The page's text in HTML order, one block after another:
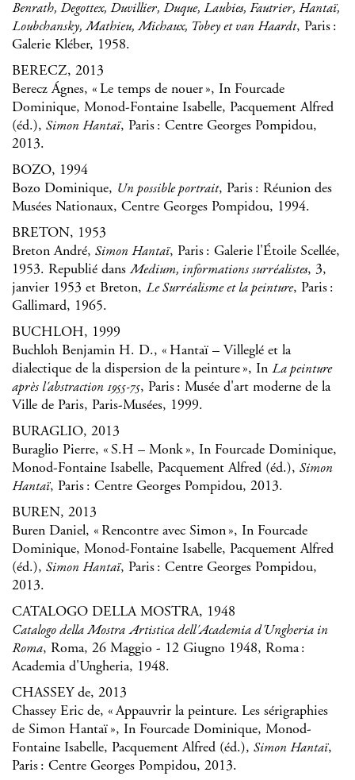
Benrath, Degottex, Duvillier, Duque, Laubies, Fautrier, Hantaï,
Loubchansky, Mathieu, Michaux, Tobey et van Haardt, Paris :
Galerie Kléber, 1958.
BERECZ, 2013
Berecz Ágnes, « Le temps de nouer », In Fourcade
Dominique, Monod-Fontaine Isabelle, Pacquement Alfred
(éd.), Simon Hantaï, Paris : Centre Georges Pompidou,
2013.
BOZO, 1994
Bozo Dominique, Un possible portrait, Paris : Réunion des
Musées Nationaux, Centre Georges Pompidou, 1994.
BRETON, 1953
Breton André, Simon Hantaï, Paris : Galerie l'Étoile Scellée,
1953. Republié dansMedium, informations surréalistes, 3,
janvier 1953 et Breton, Le Surréalisme et la peinture, Paris :
Gallimard, 1965.
BUCHLOH, 1999
Buchloh Benjamin H. D., « Hantaï – Villeglé et la
dialectique de la dispersion de la peinture », In La peinture
après l'abstraction 1955-75, Paris : Musée d'art moderne de la
Ville de Paris, Paris-Musées, 1999.
BURAGLIO, 2013
Buraglio Pierre, « S.H – Monk », In Fourcade Dominique,
Monod-Fontaine Isabelle, Pacquement Alfred (éd.), Simon
Hantaï, Paris : Centre Georges Pompidou, 2013.
BUREN, 2013
Buren Daniel, « Rencontre avec Simon », In Fourcade
Dominique, Monod-Fontaine Isabelle, Pacquement Alfred
(éd.), Simon Hantaï, Paris : Centre Georges Pompidou,
2013.
CATALOGO DELLA MOSTRA, 1948
Catalogo della Mostra Artistica dell'Academia d'Ungheria in
Roma, Roma, 26 Maggio - 12 Giugno 1948, Roma :
Academia d'Ungheria, 1948.
CHASSEY de, 2013
Chassey Eric de, « Appauvrir la peinture. Les sérigraphies
de Simon Hantaï », In Fourcade Dominique, Monod-
Fontaine Isabelle, Pacquement Alfred (éd.), Simon Hantaï,
Paris : Centre Georges Pompidou, 2013.